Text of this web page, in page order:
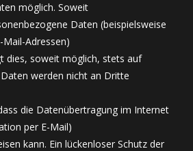
möglich. Soweit
Daten (beispielsweise
Adressen)
dies, soweit möglich, stets auf
werden nicht an Dritte
die Datenübertragung im Internet
per E-Mail)
kann. Ein lückenloser Schutz der